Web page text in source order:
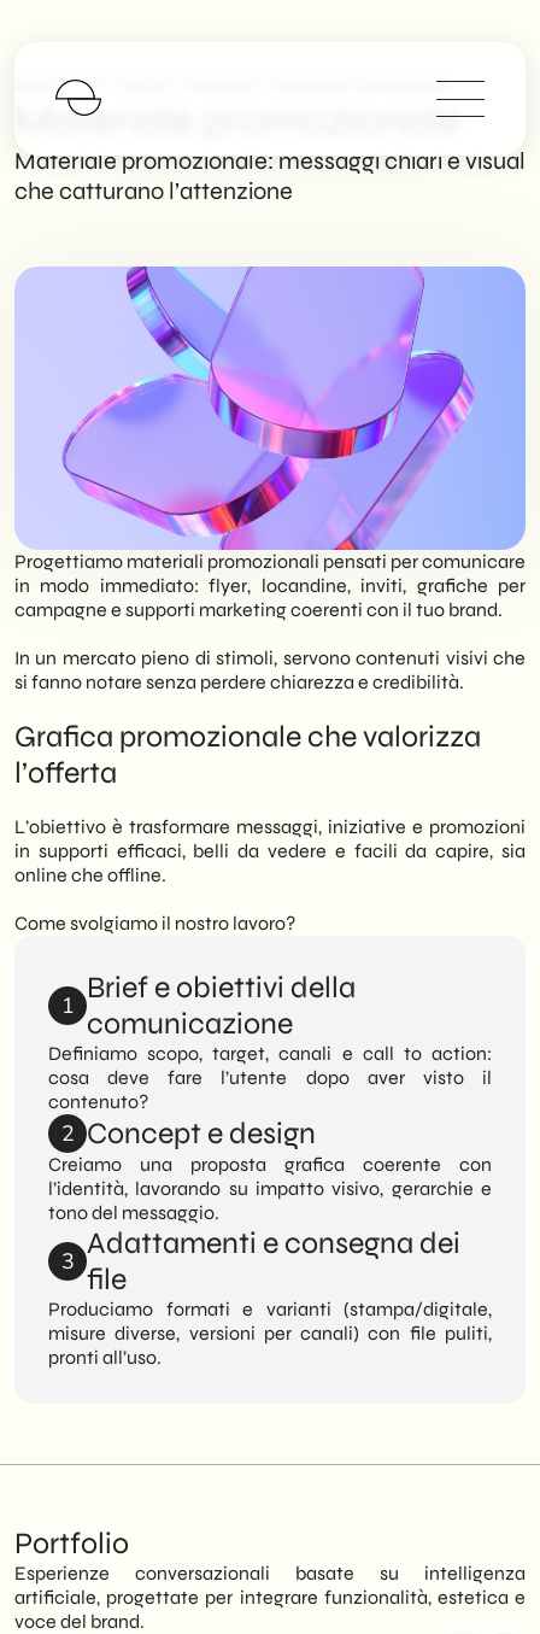
SHM Studio Materiale Promozionale
Materiale promozionale
Materiale promozionale: messaggi chiari e visual
che catturano l’attenzione
Progettiamo materiali promozionali pensati per comunicare
in modo immediato: flyer, locandine, inviti, grafiche per
campagne e supporti marketing coerenti con il tuo brand.
In un mercato pieno di stimoli, servono contenuti visivi che
si fanno notare senza perdere chiarezza e credibilità.
Grafica promozionale che valorizza
l’offerta
L’obiettivo è trasformare messaggi, iniziative e promozioni
in supporti efficaci, belli da vedere e facili da capire, sia
online che offline.
Come svolgiamo il nostro lavoro?
1 Brief e obiettivi della
comunicazione
Definiamo scopo, target, canali e call to action:
cosa deve fare l’utente dopo aver visto il
contenuto?
2 Concept e design
Creiamo una proposta grafica coerente con
l’identità, lavorando su impatto visivo, gerarchie e
tono del messaggio.
3 Adattamenti e consegna dei
file
Produciamo formati e varianti (stampa/digitale,
misure diverse, versioni per canali) con file puliti,
pronti all’uso.
Portfolio
Esperienze conversazionali basate su intelligenza
artificiale, progettate per integrare funzionalità, estetica e
voce del brand.